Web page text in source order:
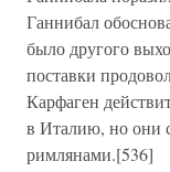
Ганнибал
было другого
поставки
Карфаген
в Италию, но они
римлянами.[536]